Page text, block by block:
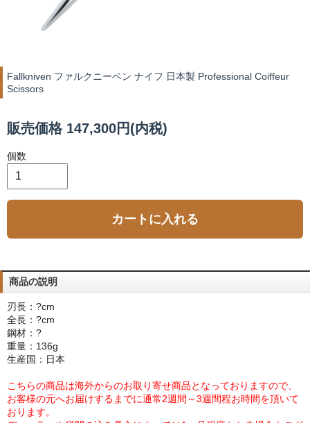
Fallkniven ファルクニーベン ナイフ 日本製 Professional Coiffeur
Scissors
販売価格 147,300円(内税)
個数
カートに入れる
商品の説明
刃長：?cm
全長：?cm
鋼材：?
重量：136g
生産国：日本
こちらの商品は海外からのお取り寄せ商品となっておりますので、
お客様の元へお届けするまでに通常2週間～3週間程お時間を頂いて
おります。